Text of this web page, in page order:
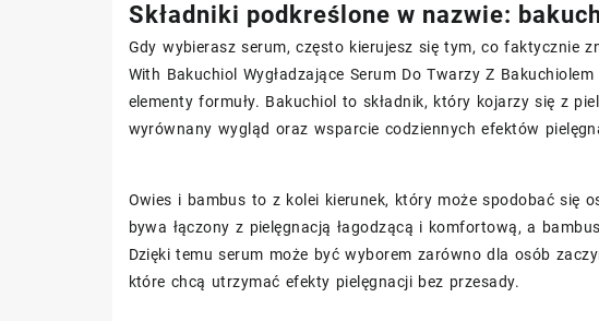
Składniki podkreślone w nazwie:
Gdy wybierasz serum, często kierujesz się tym, co faktycznie
With Bakuchiol Wygładzające Serum Do Twarzy Z
elementy formuły. Bakuchiol to składnik, który kojarzy się z
wyrównany wygląd oraz wsparcie codziennych efektów
Owies i bambus to z kolei kierunek, który może spodobać się
bywa łączony z pielęgnacją łagodzącą i komfortową, a
Dzięki temu serum może być wyborem zarówno dla osób
które chcą utrzymać efekty pielęgnacji bez przesady.